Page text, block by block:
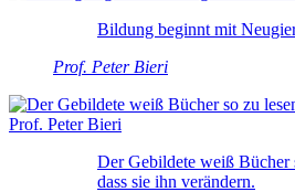
Bildung beginnt mit
Prof. Peter Bieri
Der Gebildete weiß Bücher
dass sie ihn verändern.